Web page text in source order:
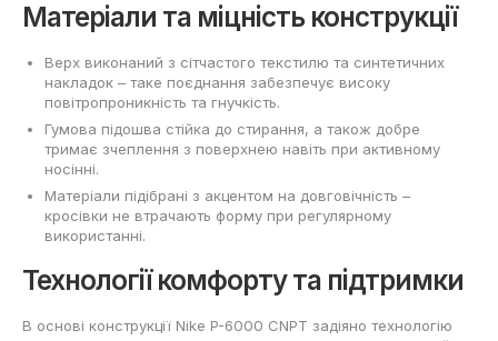
Матеріали та міцність конструкції
Верх виконаний з сітчастого текстилю та синтетичних
накладок – таке поєднання забезпечує високу
повітропроникність та гнучкість.
Гумова підошва стійка до стирання, а також добре
тримає зчеплення з поверхнею навіть при активному
носінні.
Матеріали підібрані з акцентом на довговічність –
кросівки не втрачають форму при регулярному
використанні.
Технології комфорту та підтримки
В основі конструкції Nike P-6000 CNPT задіяно технологію